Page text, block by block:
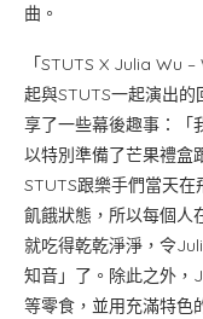
曲。
「STUTS X Julia Wu
起與STUTS一起演出
享了一些幕後趣事：「
以特別準備了芒果禮盒
STUTS跟樂手們當天
飢餓狀態，所以每個人
就吃得乾乾淨淨，令
知音」了。除此之外，
等零食，並用充滿特色